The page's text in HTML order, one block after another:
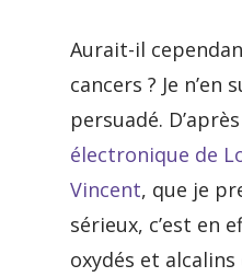
Aurait-il
cancers ? Je n’en
persuadé. D’après
électronique de
Vincent, que je
sérieux, c’est en
oxydés et